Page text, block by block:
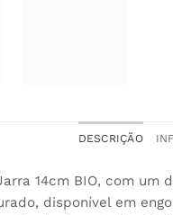
DESCRIÇÃO
14cm BIO, com um
disponível em